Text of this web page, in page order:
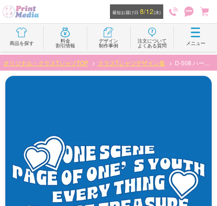
最短お届け日 8/12(水)
商品を探す 料金
割引情報
デザイン
制作事例
注文について
よくある質問 メニュー
オリジナル・クラスTシャツTOP クラスTシャツデザイン集